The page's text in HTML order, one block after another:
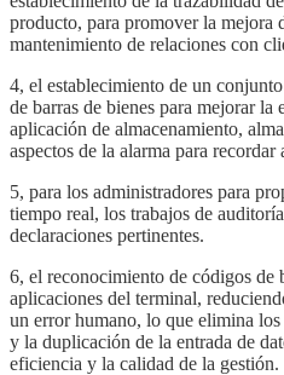
producto, para promover la mejora
mantenimiento de relaciones con
4, el establecimiento de un
de barras de bienes para mejorar
aplicación de almacenamiento,
aspectos de la alarma para recordar
5, para los administradores para
tiempo real, los trabajos de
declaraciones pertinentes.
6, el reconocimiento de códigos de
aplicaciones del terminal,
un error humano, lo que elimina
y la duplicación de la entrada de
eficiencia y la calidad de la gestión.